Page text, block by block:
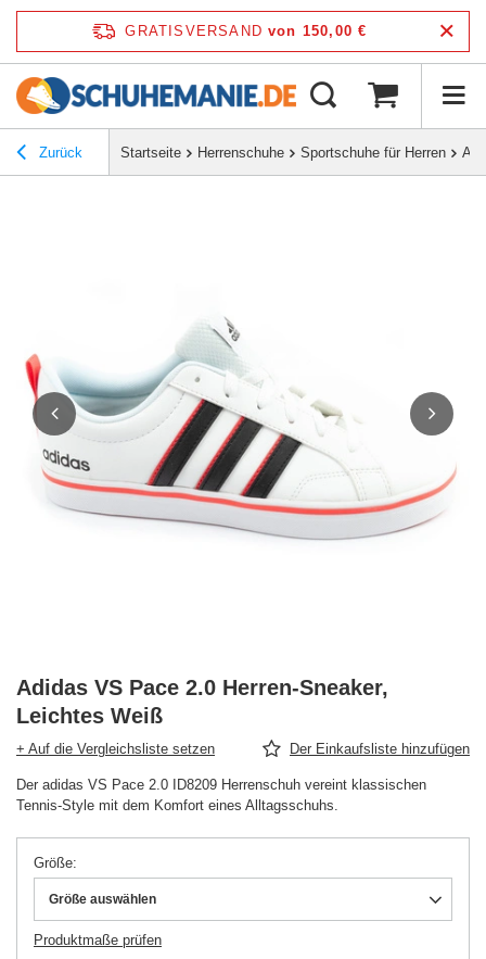
GRATISVERSAND von 150,00 €
Zurück Startseite Herrenschuhe Sportschuhe für Herren
Adidas VS Pace 2.0 Herren-Sneaker,
Leichtes Weiß
+ Auf die Vergleichsliste setzen Der Einkaufsliste hinzufügen
Der adidas VS Pace 2.0 ID8209 Herrenschuh vereint klassischen
Tennis-Style mit dem Komfort eines Alltagsschuhs.
Größe
Größe auswählen
Produktmaße prüfen